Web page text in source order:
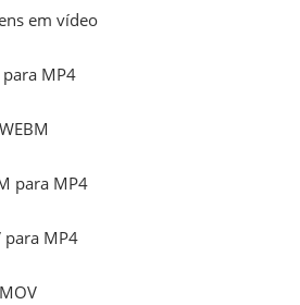
em vídeo
MP4
para MP4
para MP4